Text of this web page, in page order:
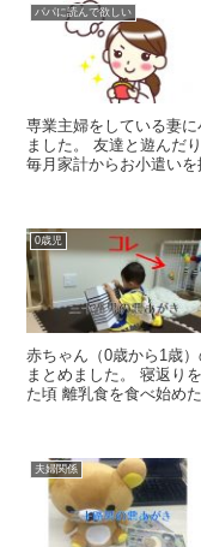
パパに読んで欲しい
専業主婦をしている妻
ました。 友達と遊んだ
毎月家計からお小遣い
0歳児
赤ちゃん（0歳から1歳
まとめました。 寝返り
た頃 離乳食を食べ始め
夫婦関係